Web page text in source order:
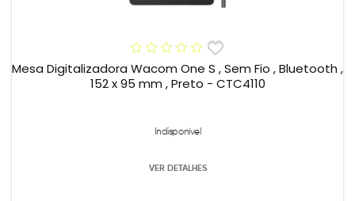
Mesa Digitalizadora Wacom One S , Sem Fio , Bluetooth ,
152 x 95 mm , Preto - CTC4110
Indisponível
VER DETALHES